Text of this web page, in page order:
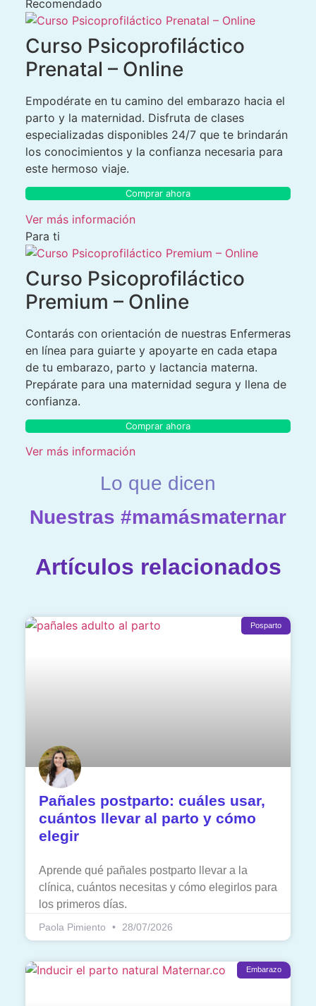
Recomendado
Curso Psicoprofiláctico
Prenatal – Online
Empodérate en tu camino del embarazo hacia el
parto y la maternidad. Disfruta de clases
especializadas disponibles 24/7 que te brindarán
los conocimientos y la confianza necesaria para
este hermoso viaje.
Comprar ahora
Ver más información
Para ti
Curso Psicoprofiláctico
Premium – Online
Contarás con orientación de nuestras Enfermeras
en línea para guiarte y apoyarte en cada etapa
de tu embarazo, parto y lactancia materna.
Prepárate para una maternidad segura y llena de
confianza.
Comprar ahora
Ver más información
Lo que dicen
Nuestras #mamásmaternar
Artículos relacionados
Posparto
Pañales postparto: cuáles usar,
cuántos llevar al parto y cómo
elegir
Aprende qué pañales postparto llevar a la
clínica, cuántos necesitas y cómo elegirlos para
los primeros días.
Paola Pimiento 28/07/2026
Embarazo